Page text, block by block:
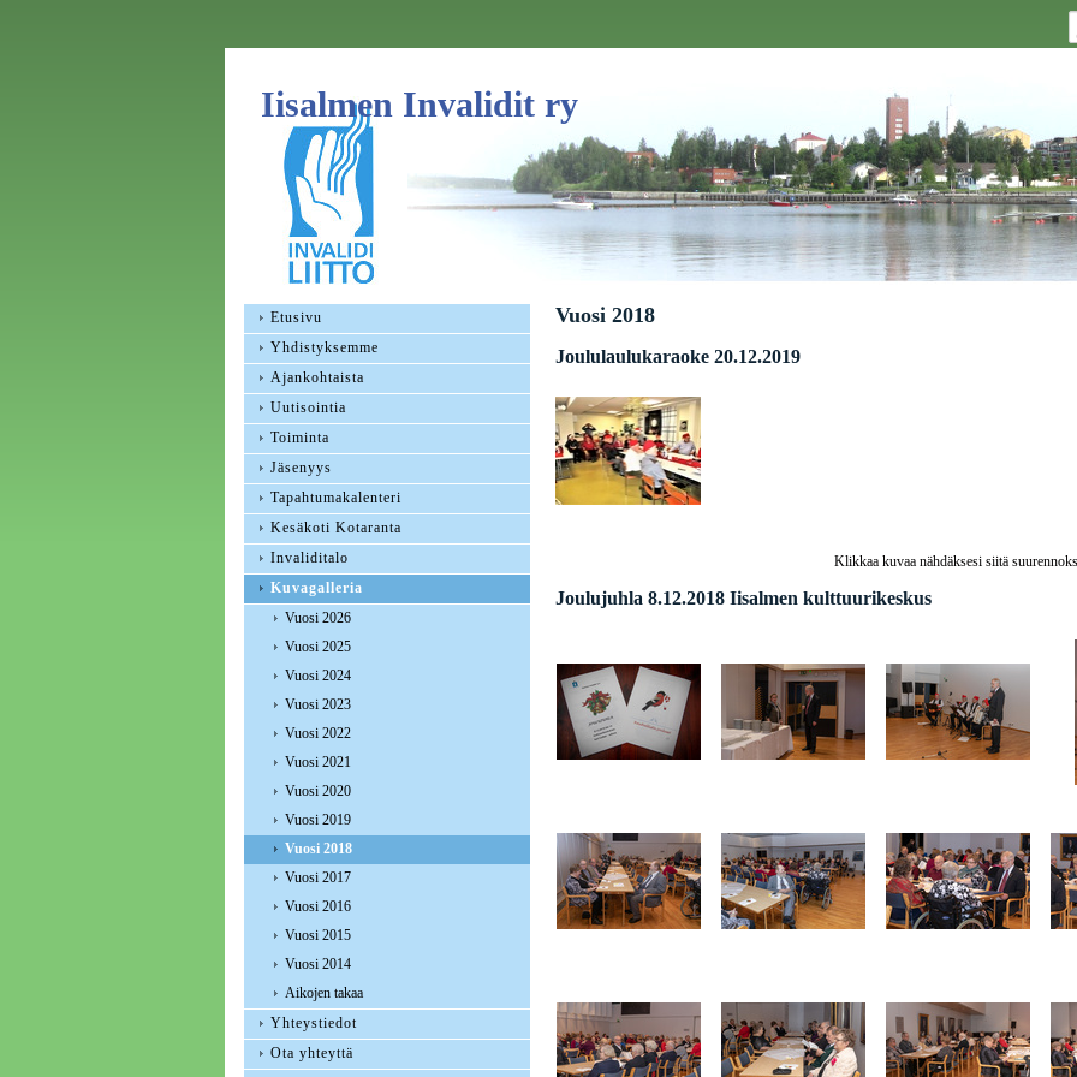
Iisalmen Invalidit ry
Vuosi 2018
Joululaulukaraoke 20.12.2019
Klikkaa kuvaa nähdäksesi siitä
Joulujuhla 8.12.2018 Iisalmen kulttuurikeskus
Etusivu
Yhdistyksemme
Ajankohtaista
Uutisointia
Toiminta
Jäsenyys
Tapahtumakalenteri
Kesäkoti Kotaranta
Invaliditalo
Kuvagalleria
Vuosi 2026
Vuosi 2025
Vuosi 2024
Vuosi 2023
Vuosi 2022
Vuosi 2021
Vuosi 2020
Vuosi 2019
Vuosi 2018
Vuosi 2017
Vuosi 2016
Vuosi 2015
Vuosi 2014
Aikojen takaa
Yhteystiedot
Ota yhteyttä